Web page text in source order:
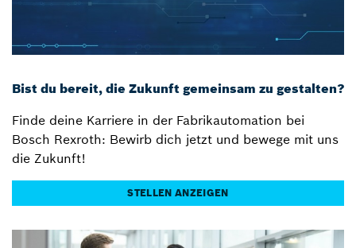
Bist du bereit, die Zukunft gemeinsam zu gestalten?
Finde deine Karriere in der Fabrikautomation bei
Bosch Rexroth: Bewirb dich jetzt und bewege mit uns
die Zukunft!
STELLEN ANZEIGEN